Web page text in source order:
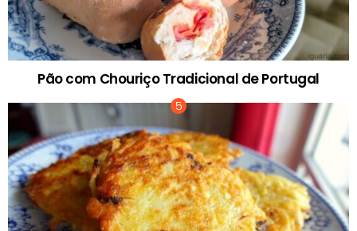
Pão com Chouriço Tradicional de Portugal